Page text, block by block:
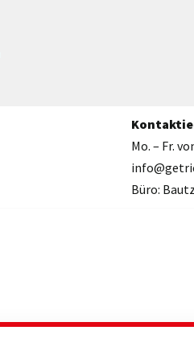
Mo. – Fr.
Büro: